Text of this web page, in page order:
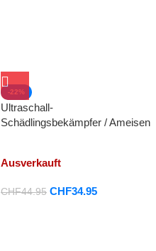
-22%
Ultraschall-
Schädlingsbekämpfer / Ameisen
Ausverkauft
CHF44.95 CHF34.95